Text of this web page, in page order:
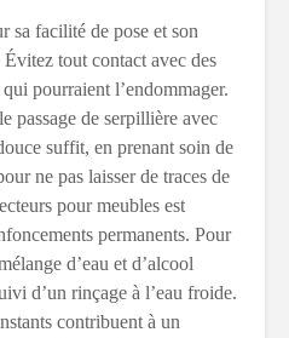
sa facilité de pose et son
tout contact avec des
pourraient l’endommager.
passage de serpillière avec
suffit, en prenant soin de
ne pas laisser de traces de
pour meubles est
permanents. Pour
d’eau et d’alcool
d’un rinçage à l’eau froide.
contribuent à un